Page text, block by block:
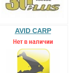
AVID CARP